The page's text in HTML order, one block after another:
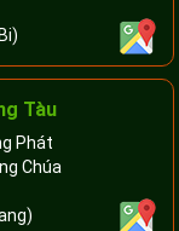
Tàu
Phát
Chúa